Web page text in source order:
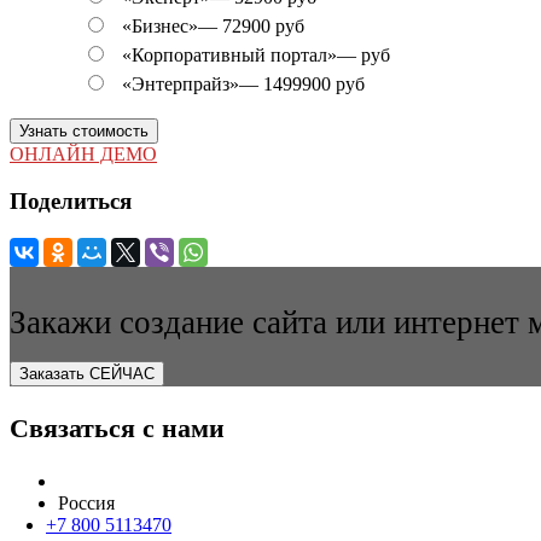
«Бизнес»— 72900 руб
«Корпоративный портал»— руб
«Энтерпрайз»— 1499900 руб
Узнать стоимость
ОНЛАЙН ДЕМО
Поделиться
Закажи создание сайта или интернет
Заказать СЕЙЧАС
Связаться с нами
Россия
+7 800 5113470